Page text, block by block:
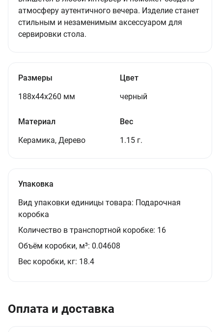
атмосферу аутентичного вечера. Изделие станет
стильным и незаменимым аксессуаром для
сервировки стола.
Размеры
188x44x260 мм
Цвет
черный
Материал
Керамика, Дерево
Вес
1.15 г.
Упаковка
Вид упаковки единицы товара: Подарочная
коробка
Количество в транспортной коробке: 16
Объём коробки, м³: 0.04608
Вес коробки, кг: 18.4
Оплата и доставка